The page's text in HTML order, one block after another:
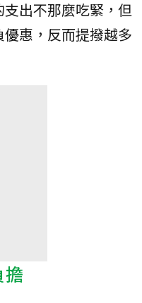
出不那麼吃緊，但
惠，反而提撥越多